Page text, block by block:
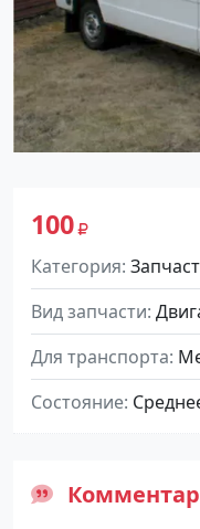
100
Категория
Вид запчасти
Для транспорта
Состояние